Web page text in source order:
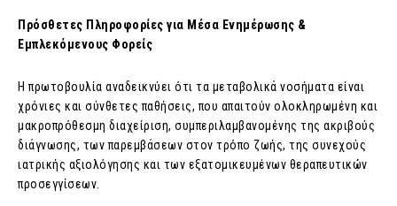
Πρόσθετες Πληροφορίες για Μέσα Ενημέρωσης &
Εμπλεκόμενους Φορείς
Η πρωτοβουλία αναδεικνύει ότι τα μεταβολικά νοσήματα είναι
χρόνιες και σύνθετες παθήσεις, που απαιτούν ολοκληρωμένη και
μακροπρόθεσμη διαχείριση, συμπεριλαμβανομένης της ακριβούς
διάγνωσης, των παρεμβάσεων στον τρόπο ζωής, της συνεχούς
ιατρικής αξιολόγησης και των εξατομικευμένων θεραπευτικών
προσεγγίσεων.